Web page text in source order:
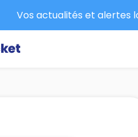
Vos actualités et alertes